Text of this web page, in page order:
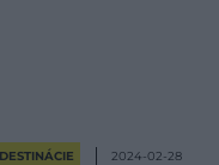
DESTINÁCIE 2024-02-28